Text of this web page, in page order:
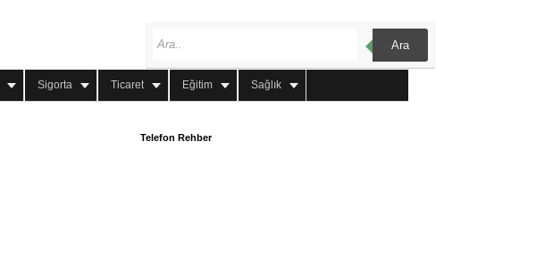
Ara
Sigorta Ticaret Eğitim Sağlık
Telefon Rehber